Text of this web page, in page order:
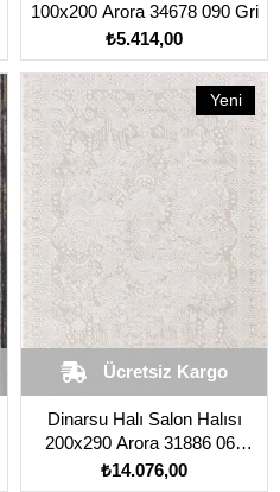
100x200 Arora 34678 090 Gri
₺5.414,00
Dinarsu Halı Salon Halısı
200x290 Arora 31886 060
Krem
₺14.076,00
Ücretsiz Kargo
Yeni
Ürün